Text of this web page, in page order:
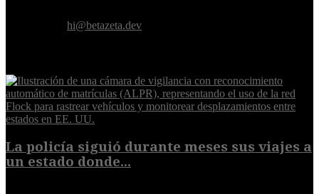
hi@betazeta.dev
La policía siguió durante meses sus viajes a
un estado donde...